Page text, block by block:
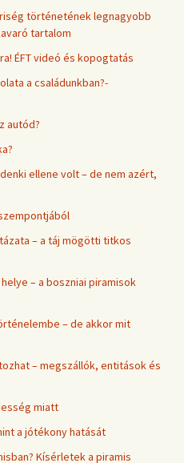
történetének legnagyobb
tartalom
ÉFT videó és kopogtatás
a családunkban?-
autód?
ellene volt – de nem azért,
– a táj mögötti titkos
– a boszniai piramisok
– de akkor mit
– megszállók, entitások és
miatt
a jótékony hatását
Kísérletek a piramis